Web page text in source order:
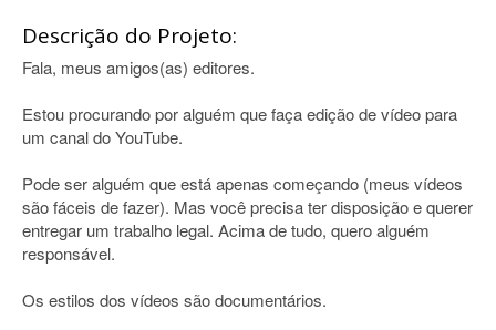
Descrição do Projeto:
Fala, meus amigos(as) editores.
Estou procurando por alguém que faça edição de vídeo para
um canal do YouTube.
Pode ser alguém que está apenas começando (meus vídeos
são fáceis de fazer). Mas você precisa ter disposição e querer
entregar um trabalho legal. Acima de tudo, quero alguém
responsável.
Os estilos dos vídeos são documentários.